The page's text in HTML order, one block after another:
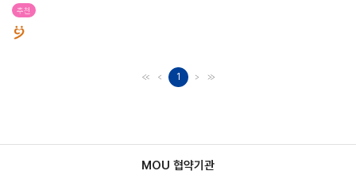
추천
1
MOU 협약기관